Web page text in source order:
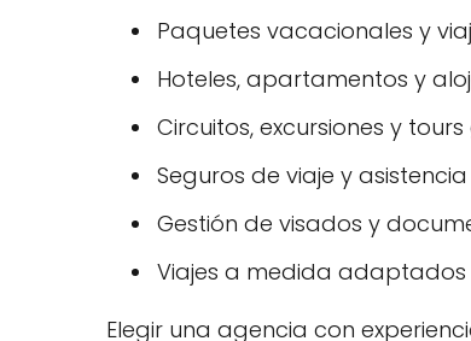
Paquetes vacacionales y
Hoteles, apartamentos y
Circuitos, excursiones y
Seguros de viaje y
Gestión de visados y
Viajes a medida adaptados
Elegir una agencia con